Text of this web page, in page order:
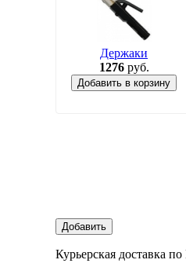
Держаки
1276руб.
Добавить в корзину
Добавить
Курьерская доставка